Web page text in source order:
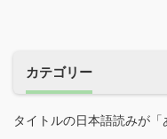
カテゴリー
タイトルの日本語読みが